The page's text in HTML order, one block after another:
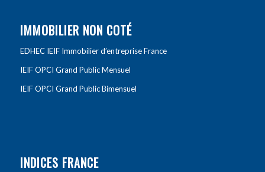
IMMOBILIER NON COTÉ
EDHEC IEIF Immobilier d’entreprise France
IEIF OPCI Grand Public Mensuel
IEIF OPCI Grand Public Bimensuel
INDICES FRANCE